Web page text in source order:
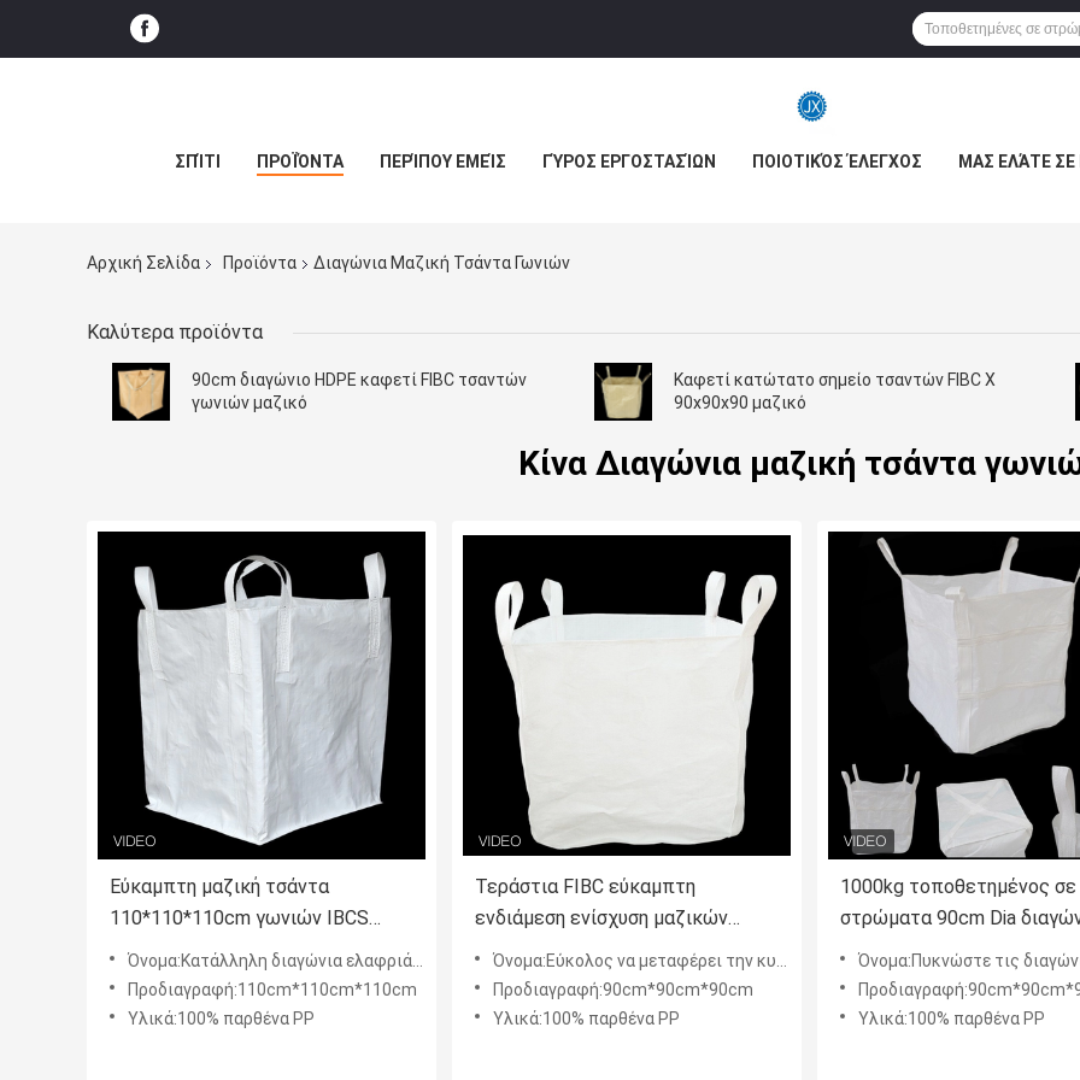
ΣΠΊΤΙ ΠΡΟΪΌΝΤΑ ΠΕΡΊΠΟΥ ΕΜΕΊΣ ΓΎΡΟΣ ΕΡΓΟΣΤΑΣΊΩΝ ΠΟΙΟΤΙΚΌΣ ΈΛΕΓΧΟΣ ΜΑΣ ΕΛΆΤΕ
Αρχική Σελίδα Προϊόντα Διαγώνια Μαζική Τσάντα Γωνιών
Καλύτερα προϊόντα
90cm διαγώνιο HDPE καφετί FIBC τσαντών
γωνιών μαζικό
Καφετί κατώτατο σημείο τσαντών FIBC Χ
90x90x90 μαζικό
Κίνα Διαγώνια μαζική τσάντα
Εύκαμπτη μαζική τσάντα
110*110*110cm γωνιών IBCS
ανακυκλώσιμη διαγώνια πλευρά
που κρεμιέται
Όνομα:Κατάλληλη διαγώνια ελαφριά πλευρά μεταφορών τσαντών γωνιών μαζική που κρεμιέται
Προδιαγραφή:110cm*110cm*110cm
Υλικά:100% παρθένα PP
Τεράστια FIBC εύκαμπτη
ενδιάμεση ενίσχυση μαζικών
εμπορευματοκιβωτίων
ασφάλειας
Όνομα:Εύκολος να μεταφέρει την κυκλική τεράστια απλή κατασκευή τσαντών πλέξτε
Προδιαγραφή:90cm*90cm*90cm
Υλικά:100% παρθένα PP
1000kg τοποθετημένος σε
στρώματα 90cm Dia
αντιστατικός Χ
τσαντών γωνιών μαζικός
άμμου
Όνομα:Πυκνώστε τις διαγώνιες μαζικές τσάντες γωνιών εύκολες να
Υλικά:100% παρθένα PP